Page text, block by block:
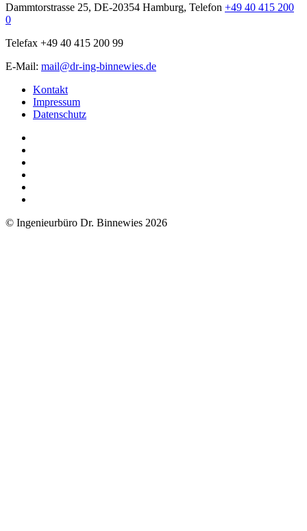
Dammtorstrasse 25, DE-20354 Hamburg, Telefon +49 40 415 200
0
Telefax +49 40 415 200 99
E-Mail: mail@dr-ing-binnewies.de
Kontakt
Impressum
Datenschutz
© Ingenieurbüro Dr. Binnewies 2026